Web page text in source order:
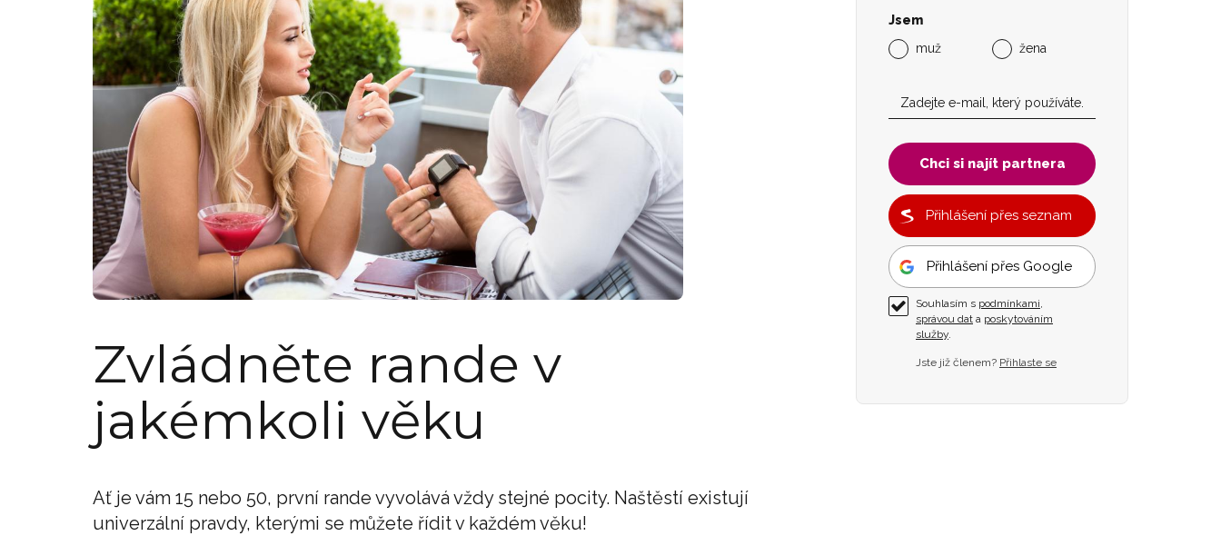
Zvládněte rande v
jakémkoli věku
Ať je vám 15 nebo 50, první rande vyvolává vždy stejné pocity. Naštěstí existují
univerzální pravdy, kterými se můžete řídit v každém věku!
Jsem
muž
žena
Chci si najít partnera
Přihlášení přes seznam
Přihlášení přes Google
Souhlasím s podmínkami,
správou dat a poskytováním
služby.
Jste již členem? Přihlaste se